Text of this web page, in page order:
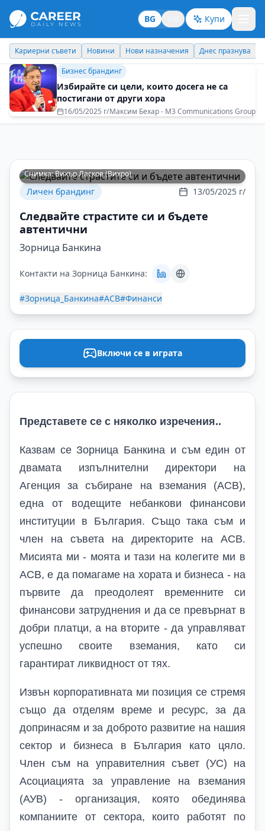
BG Купи
Новини Нови назначения Днес празнува
Похвали работодател
Бизнес брандинг
Избирайте си цели, които досега не са
постигани от други хора
16/05/2025 г/Максим Бехар - M3 Communications Group
Снимка:Вихър Ласков (Вихро)
Личен брандинг 13/05/2025 г/
Следвайте страстите си и бъдете
автентични
Зорница Банкина
Контакти на Зорница Банкина:
#Зорница_Банкина#АСВ#Финанси
Включи се в играта
Представете се с няколко изречения..
Казвам се Зорница Банкина и съм един от
двамата изпълнителни директори на
Агенция за събиране на вземания (АСВ),
една от водещите небанкови финансови
институции в България. Също така съм и
член на съвета на директорите на АСВ.
Мисията ми - моята и тази на колегите ми в
АСВ, е да помагаме на хората и бизнеса - на
първите да преодолеят временните си
финансови затруднения и да се превърнат в
добри платци, а на вторите - да управляват
успешно своите вземания, като си
гарантират ликвидност от тях.
Извън корпоративната ми позиция се стремя
също да отделям време и ресурс, за да
допринасям и за доброто развитие на нашия
сектор и бизнеса в България като цяло.
Член съм на управителния съвет (УС) на
Асоциацията за управление на вземания
(АУВ) - организация, която обединява
компаниите от сектора, които работят по